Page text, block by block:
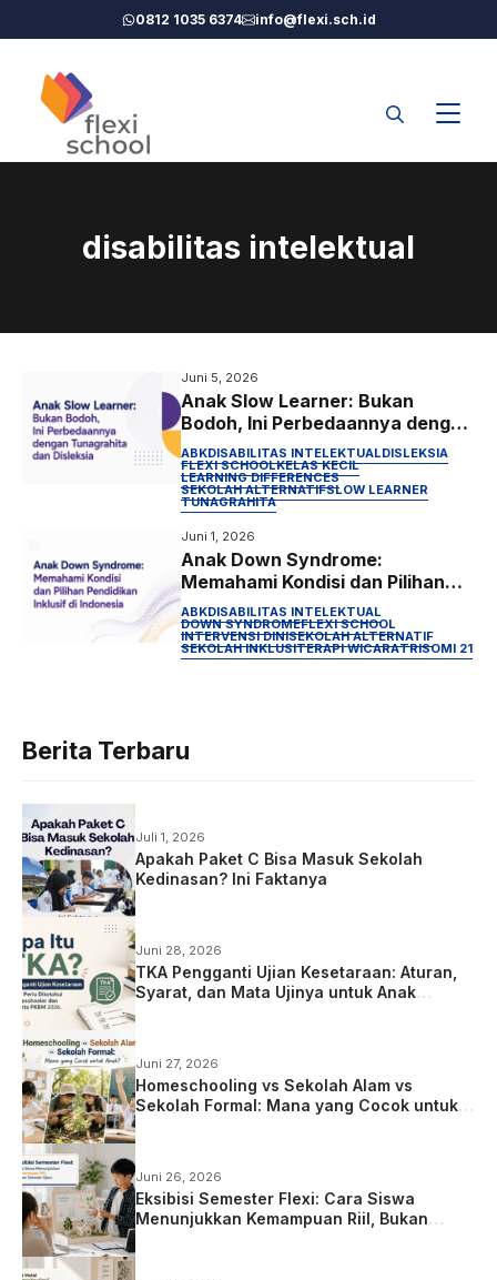
ke
0812 1035 6374 info@flexi.sch.id
disabilitas intelektual
Juni 5, 2026
Anak Slow Learner: Bukan
Bodoh, Ini Perbedaannya dengan
Tunagrahita dan Disleksia
ABKDISABILITAS INTELEKTUALDISLEKSIA
FLEXI SCHOOLKELAS KECIL
LEARNING DIFFERENCES
SEKOLAH ALTERNATIFSLOW LEARNER
TUNAGRAHITA
Juni 1, 2026
Anak Down Syndrome:
Memahami Kondisi dan Pilihan
Pendidikan Inklusif di Indonesia
ABKDISABILITAS INTELEKTUAL
DOWN SYNDROMEFLEXI SCHOOL
INTERVENSI DINISEKOLAH ALTERNATIF
SEKOLAH INKLUSITERAPI WICARATRISOMI 21
Berita Terbaru
Juli 1, 2026
Apakah Paket C Bisa Masuk Sekolah
Kedinasan? Ini Faktanya
Juni 28, 2026
TKA Pengganti Ujian Kesetaraan: Aturan,
Syarat, dan Mata Ujinya untuk Anak
Juni 27, 2026
Homeschooling vs Sekolah Alam vs
Sekolah Formal: Mana yang Cocok untuk
Juni 26, 2026
Eksibisi Semester Flexi: Cara Siswa
Menunjukkan Kemampuan Riil, Bukan